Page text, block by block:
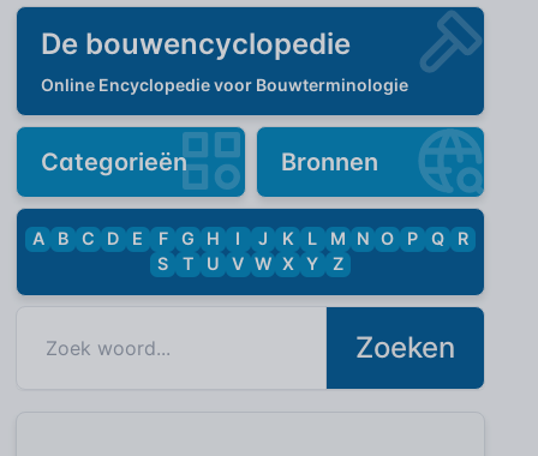
De bouwencyclopedie
Online Encyclopedie voor Bouwterminologie
Categorieën Bronnen
A B C D E F G H I J K L M N O P Q
R
S
T U V W X Y Z
Zoeken